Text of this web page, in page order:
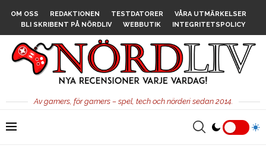
OM OSS REDAKTIONEN TESTDATORER
VÅRA UTMÄRKELSER
BLI SKRIBENT PÅ NÖRDLIV
WEBBUTIK INTEGRITETSPOLICY
Av gamers, för gamers – spel, tech och nörderi sedan 2014.